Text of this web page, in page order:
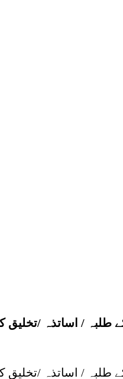
طلبہ / اساتذہ /
طلبہ / اساتذہ /